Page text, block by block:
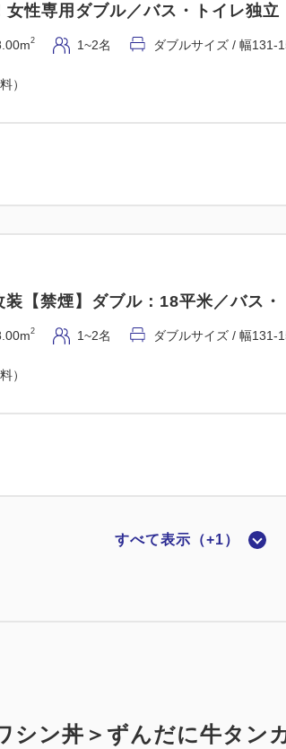
性専用ダブル／バス・トイレ独立
2 1~2名 ダブルサイズ / 幅131-
）
【禁煙】ダブル：18平米／バス・
2 1~2名 ダブルサイズ / 幅131-
）
すべて表示（+1）
シン丼＞ずんだに牛タ